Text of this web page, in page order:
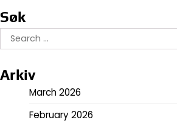
Søk
Search
for:
Arkiv
March 2026
February 2026